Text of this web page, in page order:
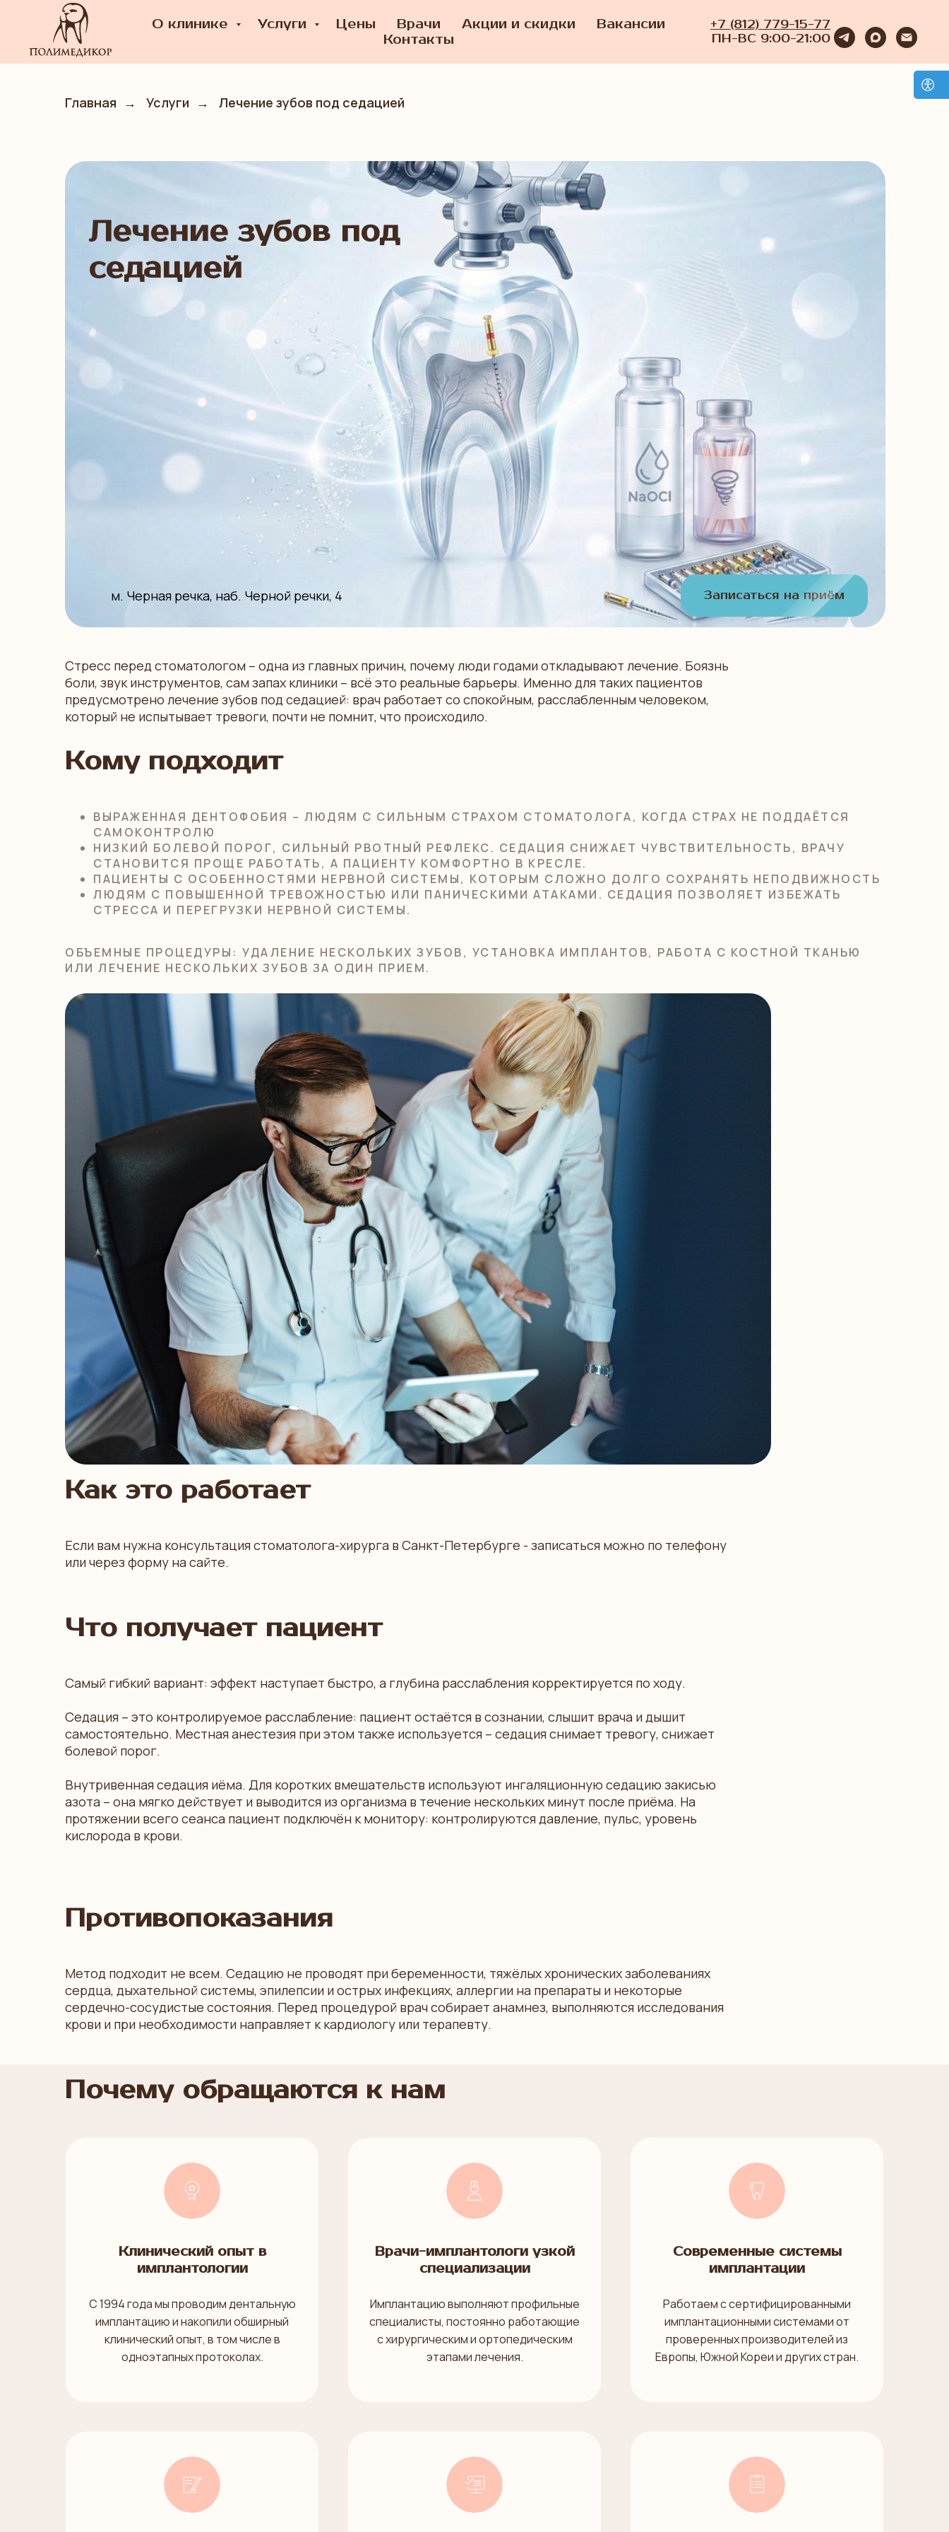
О клинике Услуги Цены Врачи Акции и скидки
Вакансии
Контакты
+7 (812) 779-15-77
ПН-ВС 9:00-21:00
Главная → Услуги → Лечение зубов под седацией
м. Черная речка, наб. Черной речки, 4 Записаться на приём
Лечение зубов под
седацией
Стресс перед стоматологом – одна из главных причин, почему люди годами откладывают лечение. Боязнь
боли, звук инструментов, сам запах клиники – всё это реальные барьеры. Именно для таких пациентов
предусмотрено лечение зубов под седацией: врач работает со спокойным, расслабленным человеком,
который не испытывает тревоги, почти не помнит, что происходило.
Кому подходит
ВЫРАЖЕННАЯ ДЕНТОФОБИЯ – ЛЮДЯМ С СИЛЬНЫМ СТРАХОМ СТОМАТОЛОГА, КОГДА СТРАХ НЕ ПОДДАЁТСЯ
САМОКОНТРОЛЮ
НИЗКИЙ БОЛЕВОЙ ПОРОГ, СИЛЬНЫЙ РВОТНЫЙ РЕФЛЕКС. СЕДАЦИЯ СНИЖАЕТ ЧУВСТВИТЕЛЬНОСТЬ, ВРАЧУ
СТАНОВИТСЯ ПРОЩЕ РАБОТАТЬ, А ПАЦИЕНТУ КОМФОРТНО В КРЕСЛЕ.
ПАЦИЕНТЫ С ОСОБЕННОСТЯМИ НЕРВНОЙ СИСТЕМЫ, КОТОРЫМ СЛОЖНО ДОЛГО СОХРАНЯТЬ НЕПОДВИЖНОСТЬ
ЛЮДЯМ С ПОВЫШЕННОЙ ТРЕВОЖНОСТЬЮ ИЛИ ПАНИЧЕСКИМИ АТАКАМИ. СЕДАЦИЯ ПОЗВОЛЯЕТ ИЗБЕЖАТЬ
СТРЕССА И ПЕРЕГРУЗКИ НЕРВНОЙ СИСТЕМЫ.
ОБЪЕМНЫЕ ПРОЦЕДУРЫ: УДАЛЕНИЕ НЕСКОЛЬКИХ ЗУБОВ, УСТАНОВКА ИМПЛАНТОВ, РАБОТА С КОСТНОЙ ТКАНЬЮ
ИЛИ ЛЕЧЕНИЕ НЕСКОЛЬКИХ ЗУБОВ ЗА ОДИН ПРИЕМ.
Как это работает
Если вам нужна консультация стоматолога-хирурга в Санкт-Петербурге - записаться можно по телефону
или через форму на сайте.
Что получает пациент
Самый гибкий вариант: эффект наступает быстро, а глубина расслабления корректируется по ходу.
Седация – это контролируемое расслабление: пациент остаётся в сознании, слышит врача и дышит
самостоятельно. Местная анестезия при этом также используется – седация снимает тревогу, снижает
болевой порог.
Внутривенная седация иёма. Для коротких вмешательств используют ингаляционную седацию закисью
азота – она мягко действует и выводится из организма в течение нескольких минут после приёма. На
протяжении всего сеанса пациент подключён к монитору: контролируются давление, пульс, уровень
кислорода в крови.
Противопоказания
Метод подходит не всем. Седацию не проводят при беременности, тяжёлых хронических заболеваниях
сердца, дыхательной системы, эпилепсии и острых инфекциях, аллергии на препараты и некоторые
сердечно-сосудистые состояния. Перед процедурой врач собирает анамнез, выполняются исследования
крови и при необходимости направляет к кардиологу или терапевту.
Почему обращаются к нам
Клинический опыт в
имплантологии
С 1994 года мы проводим дентальную
имплантацию и накопили обширный
клинический опыт, в том числе в
одноэтапных протоколах.
Врачи-имплантологи узкой
специализации
Имплантацию выполняют профильные
специалисты, постоянно работающие
с хирургическим и ортопедическим
этапами лечения.
Современные системы
имплантации
Работаем с сертифицированными
имплантационными системами от
проверенных производителей из
Европы, Южной Кореи и других стран.